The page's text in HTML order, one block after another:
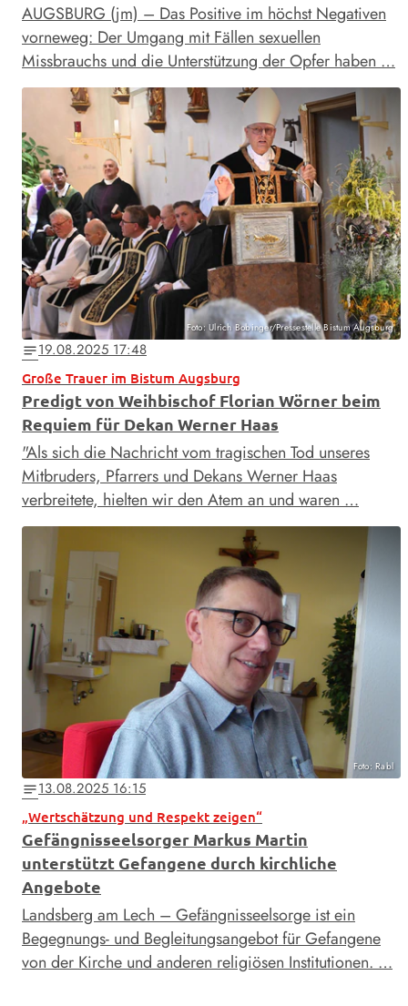
AUGSBURG (jm) – Das Positive im höchst Negativen
vorneweg: Der Umgang mit Fällen sexuellen
Missbrauchs und die Unterstützung der Opfer haben …
Foto: Ulrich Bobinger/Pressestelle Bistum Augsburg
notes19.08.2025 17:48
Große Trauer im Bistum Augsburg
Predigt von Weihbischof Florian Wörner beim
Requiem für Dekan Werner Haas
"Als sich die Nachricht vom tragischen Tod unseres
Mitbruders, Pfarrers und Dekans Werner Haas
verbreitete, hielten wir den Atem an und waren …
Foto: Rabl
notes13.08.2025 16:15
„Wertschätzung und Respekt zeigen“
Gefängnisseelsorger Markus Martin
unterstützt Gefangene durch kirchliche
Angebote
Landsberg am Lech – Gefängnisseelsorge ist ein
Begegnungs- und Begleitungsangebot für Gefangene
von der Kirche und anderen religiösen Institutionen. …